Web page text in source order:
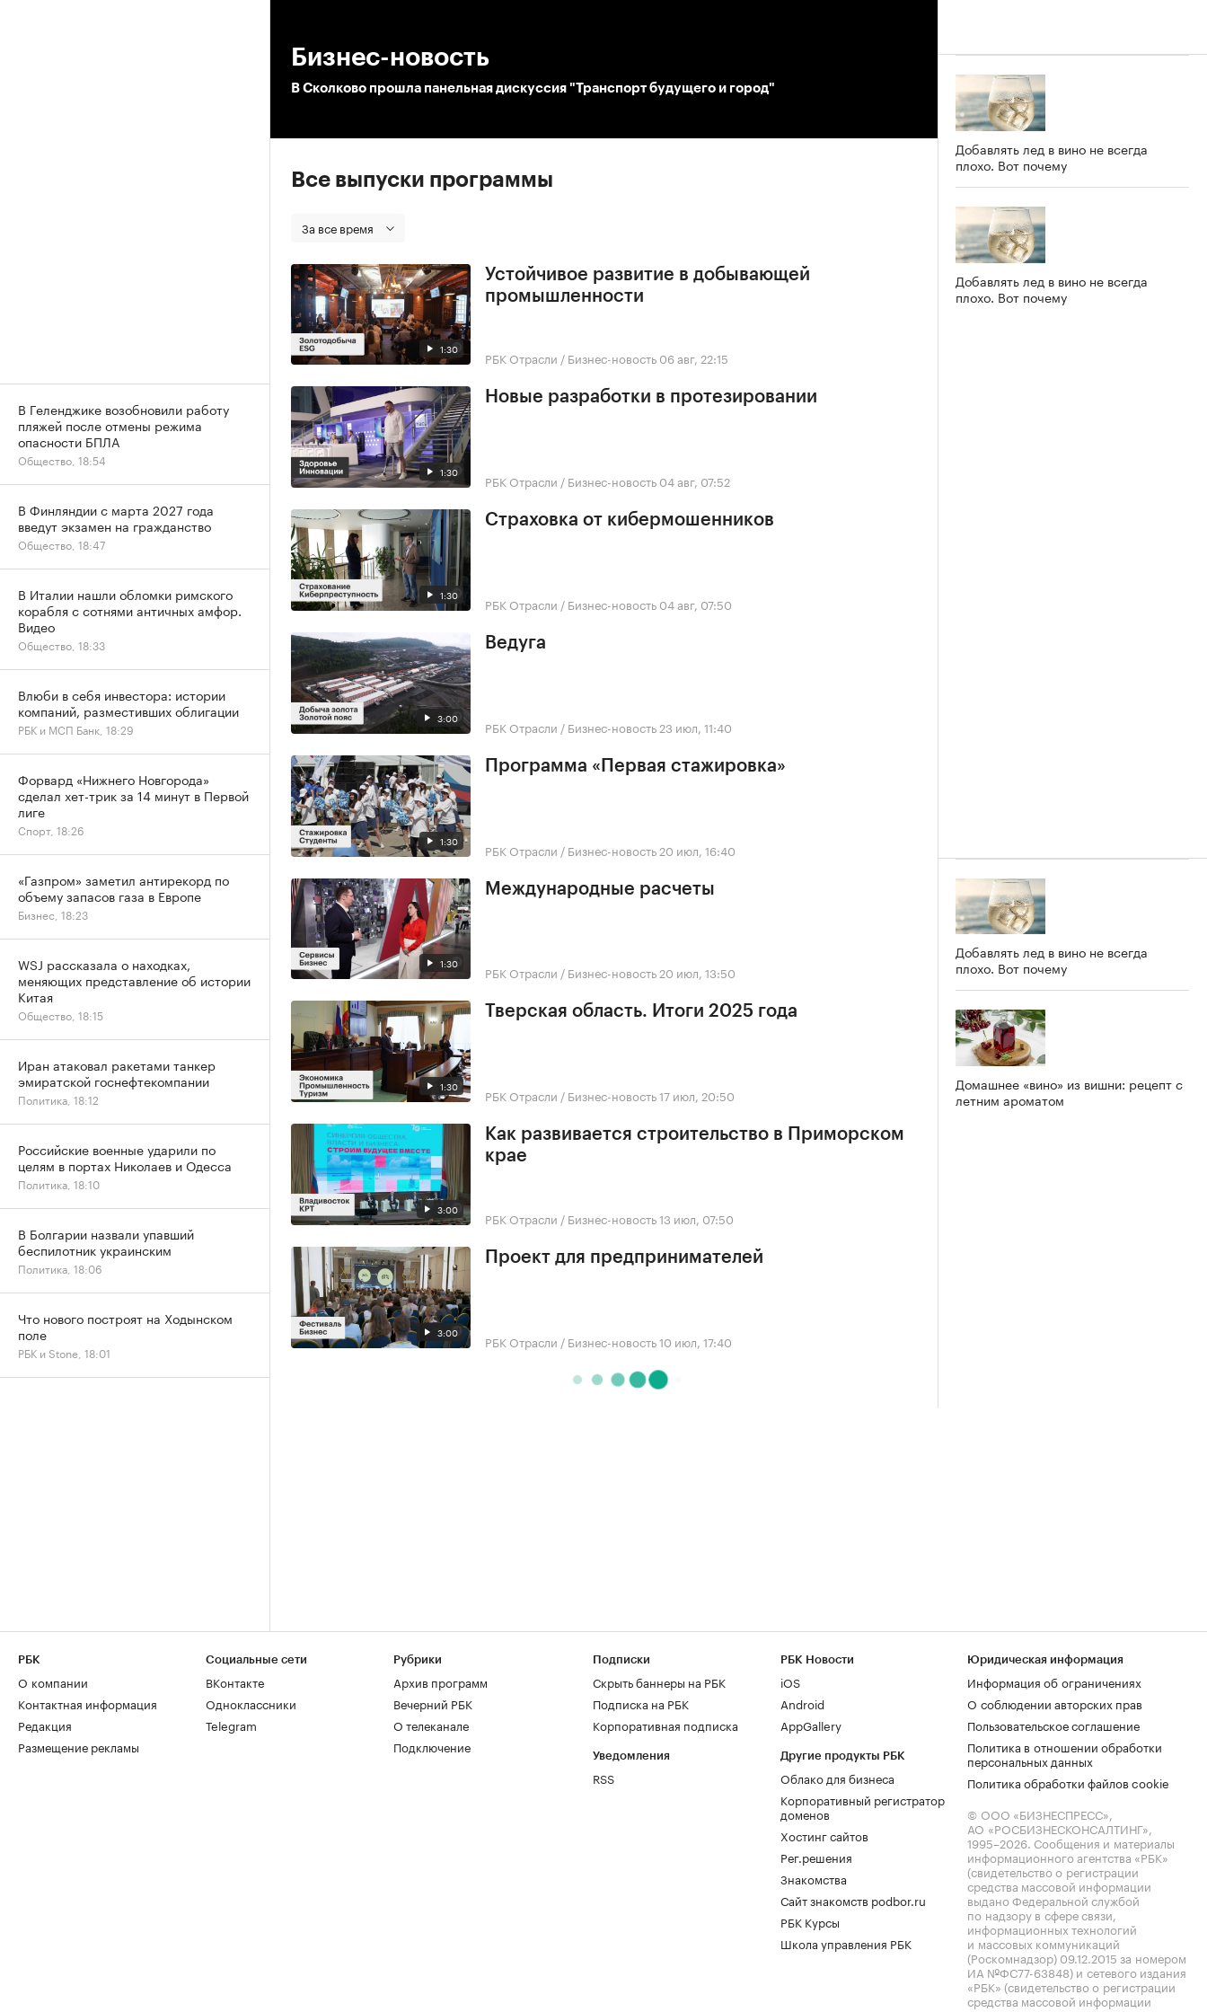
Бизнес-новость
В Сколково прошла панельная дискуссия "Транспорт будущего и город"
Все выпуски программы
За все время
1:30
Устойчивое развитие в добывающей
промышленности
РБК Отрасли / Бизнес-новость 06 авг, 22:15
1:30
Новые разработки в протезировании
РБК Отрасли / Бизнес-новость 04 авг, 07:52
1:30
Страховка от кибермошенников
РБК Отрасли / Бизнес-новость 04 авг, 07:50
3:00
Ведуга
РБК Отрасли / Бизнес-новость 23 июл, 11:40
1:30
Программа «Первая стажировка»
РБК Отрасли / Бизнес-новость 20 июл, 16:40
1:30
Международные расчеты
РБК Отрасли / Бизнес-новость 20 июл, 13:50
1:30
Тверская область. Итоги 2025 года
РБК Отрасли / Бизнес-новость17 июл, 20:50
3:00
Как развивается строительство в Приморском
крае
РБК Отрасли / Бизнес-новость13 июл, 07:50
3:00
Проект для предпринимателей
РБК Отрасли / Бизнес-новость10 июл, 17:40
Добавлять лед в вино не всегда
плохо. Вот почему
Добавлять лед в вино не всегда
плохо. Вот почему
Добавлять лед в вино не всегда
плохо. Вот почему
Домашнее «вино» из вишни: рецепт с
летним ароматом
В Геленджике возобновили работу
пляжей после отмены режима
опасности БПЛА
Общество, 18:54
В Финляндии с марта 2027 года
введут экзамен на гражданство
Общество, 18:47
В Италии нашли обломки римского
корабля с сотнями античных амфор.
Видео
Общество, 18:33
Влюби в себя инвестора: истории
компаний, разместивших облигации
РБК и МСП Банк, 18:29
Форвард «Нижнего Новгорода»
сделал хет-трик за 14 минут в Первой
лиге
Спорт, 18:26
«Газпром» заметил антирекорд по
объему запасов газа в Европе
Бизнес, 18:23
WSJ рассказала о находках,
меняющих представление об истории
Китая
Общество, 18:15
Иран атаковал ракетами танкер
эмиратской госнефтекомпании
Политика, 18:12
Российские военные ударили по
целям в портах Николаев и Одесса
Политика, 18:10
В Болгарии назвали упавший
беспилотник украинским
Политика, 18:06
Что нового построят на Ходынском
поле
РБК и Stone, 18:01
РБК
О компании
Контактная информация
Редакция
Размещение рекламы
Социальные сети
ВКонтакте
Одноклассники
Telegram
Рубрики
Архив программ
Вечерний РБК
О телеканале
Подключение
Подписки
Скрыть баннеры на РБК
Подписка на РБК
Корпоративная подписка
Уведомления
RSS
РБК Новости
iOS
Android
AppGallery
Другие продукты РБК
Облако для бизнеса
Корпоративный регистратор
доменов
Хостинг сайтов
Рег.решения
Знакомства
Сайт знакомств podbor.ru
РБК Курсы
Школа управления РБК
Юридическая информация
Информация об ограничениях
О соблюдении авторских прав
Пользовательское соглашение
Политика в отношении обработки
персональных данных
Политика обработки файлов cookie
© ООО «БИЗНЕСПРЕСС»,
АО «РОСБИЗНЕСКОНСАЛТИНГ»,
1995–2026. Сообщения и материалы
информационного агентства «РБК»
(свидетельство о регистрации
средства массовой информации
выдано Федеральной службой
по надзору в сфере связи,
информационных технологий
и массовых коммуникаций
(Роскомнадзор) 09.12.2015 за номером
ИА №ФС77-63848) и сетевого издания
«РБК» (свидетельство о регистрации
средства массовой информации